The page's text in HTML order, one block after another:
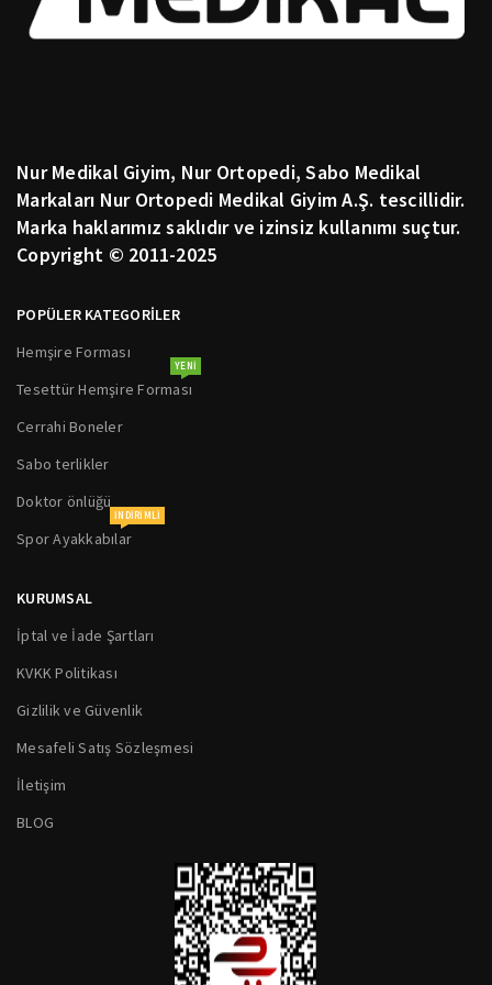
Nur Medikal Giyim, Nur Ortopedi, Sabo Medikal
Markaları Nur Ortopedi Medikal Giyim A.Ş. tescillidir.
Marka haklarımız saklıdır ve izinsiz kullanımı suçtur.
Copyright © 2011-2025
POPÜLER KATEGORİLER
Hemşire Forması
Tesettür Hemşire Forması
YENI
Cerrahi Boneler
Sabo terlikler
Doktor önlüğü
Spor Ayakkabılar
INDIRIMLI
KURUMSAL
İptal ve İade Şartları
KVKK Politikası
Gizlilik ve Güvenlik
Mesafeli Satış Sözleşmesi
İletişim
BLOG